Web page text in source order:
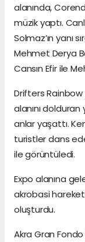
alanında,
müzik yaptı.
Solmaz’ın yanı
Mehmet Derya
Cansın Efir ile
Drifters Rainbow
alanını
anlar yaşattı.
turistler dans
ile görüntüledi.
Expo alanına
akrobasi
oluşturdu.
Akra Gran